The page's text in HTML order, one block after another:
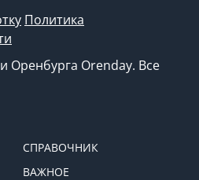
Политика
Оренбурга Orenday. Все
СПРАВОЧНИК
ВАЖНОЕ